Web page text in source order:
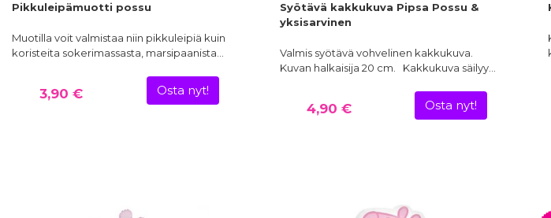
Pikkuleipämuotti possu
Muotilla voit valmistaa niin pikkuleipiä kuin
koristeita sokerimassasta, marsipaanista…
3,90 € Osta nyt!
Syötävä kakkukuva Pipsa Possu &
yksisarvinen
Valmis syötävä vohvelinen kakkukuva.
Kuvan halkaisija 20 cm. Kakkukuva säilyy…
4,90 € Osta nyt!